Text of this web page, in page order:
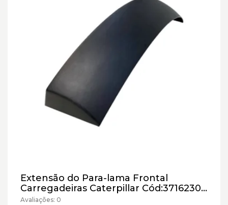
Extensão do Para-lama Frontal
Carregadeiras Caterpillar Cód:3716230 -
Paralelo
Avaliações: 0